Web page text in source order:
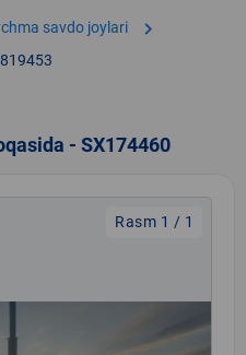
savdo joylari chevron_right
- SX174460
Rasm 1 / 1